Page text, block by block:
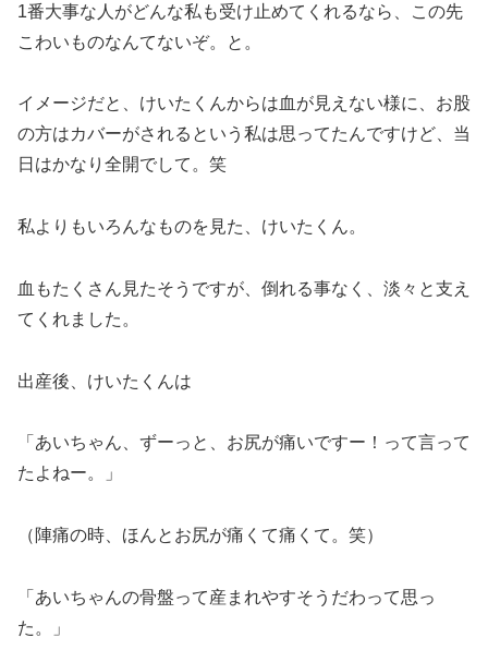
1番大事な人がどんな私も受け止めてくれるなら、この先
こわいものなんてないぞ。と。
イメージだと、けいたくんからは血が見えない様に、お股
の方はカバーがされるという私は思ってたんですけど、当
日はかなり全開でして。笑
私よりもいろんなものを見た、けいたくん。
血もたくさん見たそうですが、倒れる事なく、淡々と支え
てくれました。
出産後、けいたくんは
「あいちゃん、ずーっと、お尻が痛いですー！って言って
たよねー。」
（陣痛の時、ほんとお尻が痛くて痛くて。笑）
「あいちゃんの骨盤って産まれやすそうだわって思っ
た。」